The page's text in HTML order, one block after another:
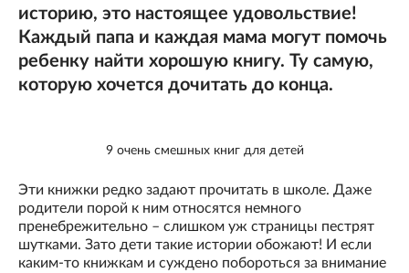
историю, это настоящее удовольствие!
Каждый папа и каждая мама могут помочь
ребенку найти хорошую книгу. Ту самую,
которую хочется дочитать до конца.
9 очень смешных книг для детей
Эти книжки редко задают прочитать в школе. Даже
родители порой к ним относятся немного
пренебрежительно – слишком уж страницы пестрят
шутками. Зато дети такие истории обожают! И если
каким-то книжкам и суждено побороться за внимание